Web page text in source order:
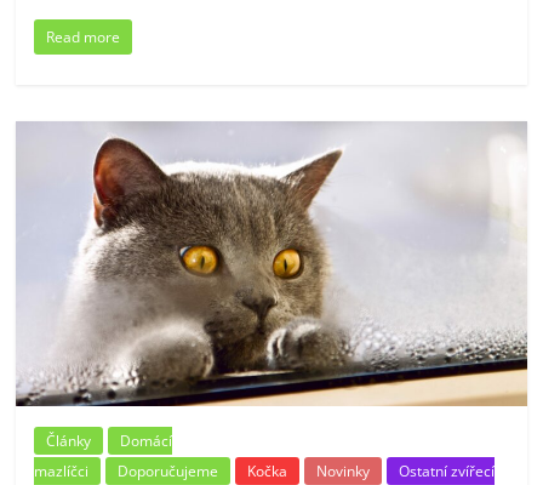
Read more
Články
Domácí
mazlíčci
Doporučujeme Kočka Novinky
Ostatní zvířecí